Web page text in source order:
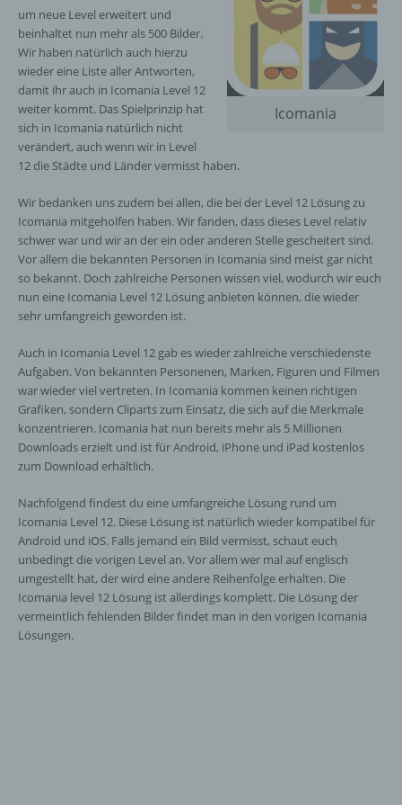
Icomania
um neue Level erweitert und
beinhaltet nun mehr als 500 Bilder.
Wir haben natürlich auch hierzu
wieder eine Liste aller Antworten,
damit ihr auch in Icomania Level 12
weiter kommt. Das Spielprinzip hat
sich in Icomania natürlich nicht
verändert, auch wenn wir in Level
12 die Städte und Länder vermisst haben.
Wir bedanken uns zudem bei allen, die bei der Level 12 Lösung zu
Icomania mitgeholfen haben. Wir fanden, dass dieses Level relativ
schwer war und wir an der ein oder anderen Stelle gescheitert sind.
Vor allem die bekannten Personen in Icomania sind meist gar nicht
so bekannt. Doch zahlreiche Personen wissen viel, wodurch wir euch
nun eine Icomania Level 12 Lösung anbieten können, die wieder
sehr umfangreich geworden ist.
Auch in Icomania Level 12 gab es wieder zahlreiche verschiedenste
Aufgaben. Von bekannten Personenen, Marken, Figuren und Filmen
war wieder viel vertreten. In Icomania kommen keinen richtigen
Grafiken, sondern Cliparts zum Einsatz, die sich auf die Merkmale
konzentrieren. Icomania hat nun bereits mehr als 5 Millionen
Downloads erzielt und ist für Android, iPhone und iPad kostenlos
zum Download erhältlich.
Nachfolgend findest du eine umfangreiche Lösung rund um
Icomania Level 12. Diese Lösung ist natürlich wieder kompatibel für
Android und iOS. Falls jemand ein Bild vermisst, schaut euch
unbedingt die vorigen Level an. Vor allem wer mal auf englisch
umgestellt hat, der wird eine andere Reihenfolge erhalten. Die
Icomania level 12 Lösung ist allerdings komplett. Die Lösung der
vermeintlich fehlenden Bilder findet man in den vorigen Icomania
Lösungen.